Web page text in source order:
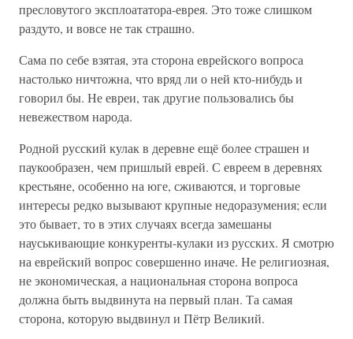
пресловутого эксплоататора-еврея. Это тоже слишком
раздуто, и вовсе не так страшно.
Сама по себе взятая, эта сторона еврейского вопроса
настолько ничтожна, что вряд ли о ней кто-нибудь и
говорил бы. Не евреи, так другие пользовались бы
невежеством народа.
Родной русский кулак в деревне ещё более страшен и
паукообразен, чем пришлый еврей. С евреем в деревнях
крестьяне, особенно на юге, сживаются, и торговые
интересы редко вызывают крупные недоразумения; если
это бывает, то в этих случаях всегда замешаны
науськивающие конкуренты-кулаки из русских. Я смотрю
на еврейский вопрос совершенно иначе. Не религиозная,
не экономическая, а национальная сторона вопроса
должна быть выдвинута на первый план. Та самая
сторона, которую выдвинул и Пётр Великий.